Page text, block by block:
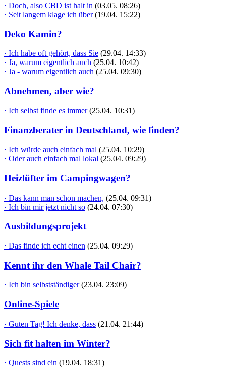
· Doch, also CBD ist halt in (03.05. 08:26)
· Seit langem klage ich über (19.04. 15:22)
Deko Kamin?
· Ich habe oft gehört, dass Sie (29.04. 14:33)
· Ja, warum eigentlich auch (25.04. 10:42)
· Ja - warum eigentlich auch (25.04. 09:30)
Abnehmen, aber wie?
· Ich selbst finde es immer (25.04. 10:31)
Finanzberater in Deutschland, wie finden?
· Ich würde auch einfach mal (25.04. 10:29)
· Oder auch einfach mal lokal (25.04. 09:29)
Heizlüfter im Campingwagen?
· Das kann man schon machen, (25.04. 09:31)
· Ich bin mir jetzt nicht so (24.04. 07:30)
Ausbildungsprojekt
· Das finde ich echt einen (25.04. 09:29)
Kennt ihr den Whale Tail Chair?
· Ich bin selbstständiger (23.04. 23:09)
Online-Spiele
· Guten Tag! Ich denke, dass (21.04. 21:44)
Sich fit halten im Winter?
· Quests sind ein (19.04. 18:31)